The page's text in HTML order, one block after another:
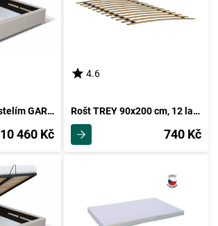
Zvedací rošt k postelím GARGE 180
10 460 Kč
4.6
Rošt TREY 90x200 cm, 12 lamel
740 Kč